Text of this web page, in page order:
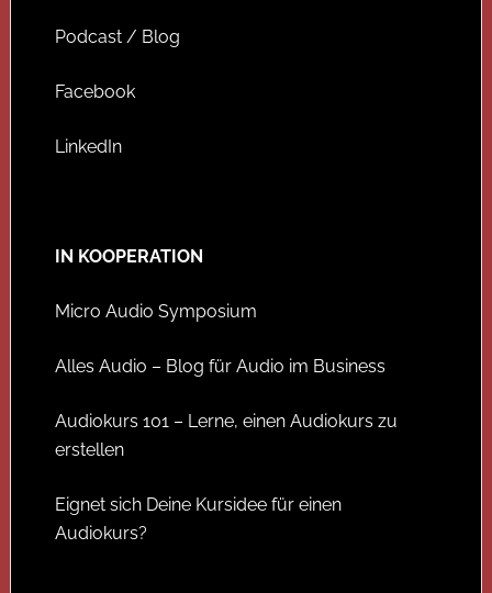
Podcast / Blog
Facebook
LinkedIn
IN KOOPERATION
Micro Audio Symposium
Alles Audio – Blog für Audio im Business
Audiokurs 101 – Lerne, einen Audiokurs zu
erstellen
Eignet sich Deine Kursidee für einen
Audiokurs?